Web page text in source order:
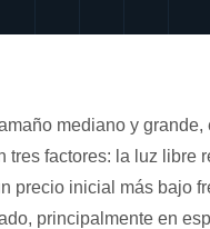
mediano y
factores: la luz libre
precio inicial más bajo
principalmente en